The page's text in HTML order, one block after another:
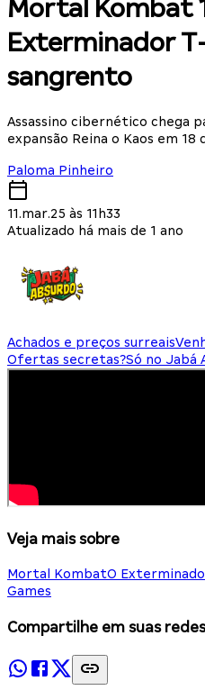
Mortal Kombat
Exterminador
sangrento
Assassino cibernético chega
expansão Reina o Kaos em 18
Paloma Pinheiro
11.mar.25 às 11h33
Atualizado há mais de 1 ano
Achados e preços surreais
Ofertas secretas?Só no Jabá
Veja mais sobre
Mortal KombatO
Games
Compartilhe em suas redes